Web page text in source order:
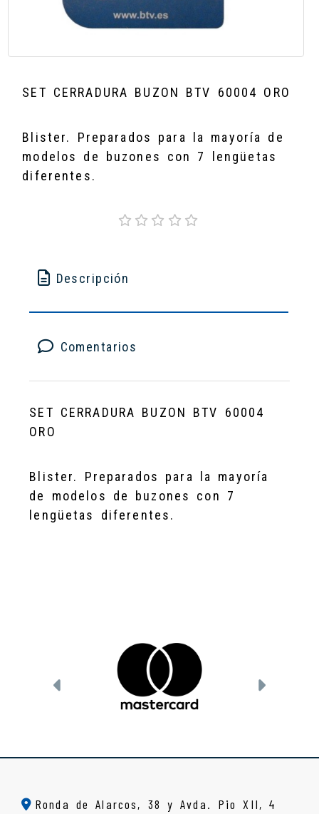
SET CERRADURA BUZON BTV 60004 ORO
Blister. Preparados para la mayoría de
modelos de buzones con 7 lengüetas
diferentes.
Descripción
Comentarios
SET CERRADURA BUZON BTV 60004
ORO
Blister. Preparados para la mayoría
de modelos de buzones con 7
lengüetas diferentes.
Anterior
Ronda de Alarcos, 38 y Avda. Pio XII, 4